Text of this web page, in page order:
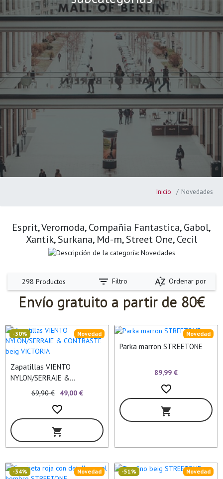
Inicio Novedades
Esprit, Veromoda, Compañia Fantastica, Gabol,
Xantik, Surkana, Md-m, Street One, Cecil
298 Productos filter_list Filtro sort_by_alpha Ordenar por
Envío gratuito a partir de 80€
Zapatillas VIENTO
NYLON/SERRAJE &
CONTRASTE beig VICTORIA
Novedad
-30%
69,90 € 49,00 €
favorite_border
shopping_cart
Parka marron STREETONE
Novedad
89,99 €
favorite_border
shopping_cart
Novedad
-34% Novedad
-51%